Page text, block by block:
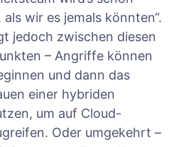
wir es jemals könnten“.
jedoch zwischen diesen
– Angriffe können
und dann das
einer hybriden
um auf Cloud-
Oder umgekehrt –